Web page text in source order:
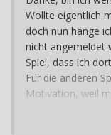
bitte bei mir und
Wollte eigentlich
doch nun hänge
nicht angemeldet
Spiel, dass ich
Für die anderen
Motivation, weil